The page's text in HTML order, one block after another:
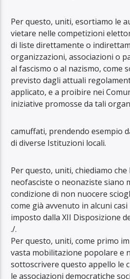
Per questo, uniti, esortiamo le
vietare nelle competizioni
di liste direttamente o
organizzazioni, associazioni o
al fascismo o al nazismo, come
previsto dagli attuali
applicato, e a proibire nei
iniziative promosse da tali
camuffati, prendendo esempio
di diverse Istituzioni locali.
Per questo, uniti, chiediamo
neofasciste o neonaziste siano
condizione di non nuocere
come già avvenuto in alcuni
imposto dalla XII Disposizione
./.
Per questo, uniti, come primo
vasta mobilitazione popolare e
sottoscrivere questo appello le
le associazioni democratiche